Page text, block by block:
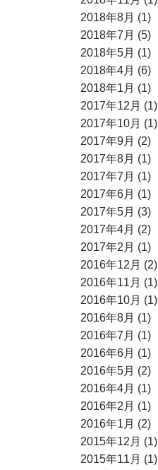
2018年8月 (1)
2018年7月 (5)
2018年5月 (1)
2018年4月 (6)
2018年1月 (1)
2017年12月 (1)
2017年10月 (1)
2017年9月 (2)
2017年8月 (1)
2017年7月 (1)
2017年6月 (1)
2017年5月 (3)
2017年4月 (2)
2017年2月 (1)
2016年12月 (2)
2016年11月 (1)
2016年10月 (1)
2016年8月 (1)
2016年7月 (1)
2016年6月 (1)
2016年5月 (2)
2016年4月 (1)
2016年2月 (1)
2016年1月 (2)
2015年12月 (1)
2015年11月 (1)